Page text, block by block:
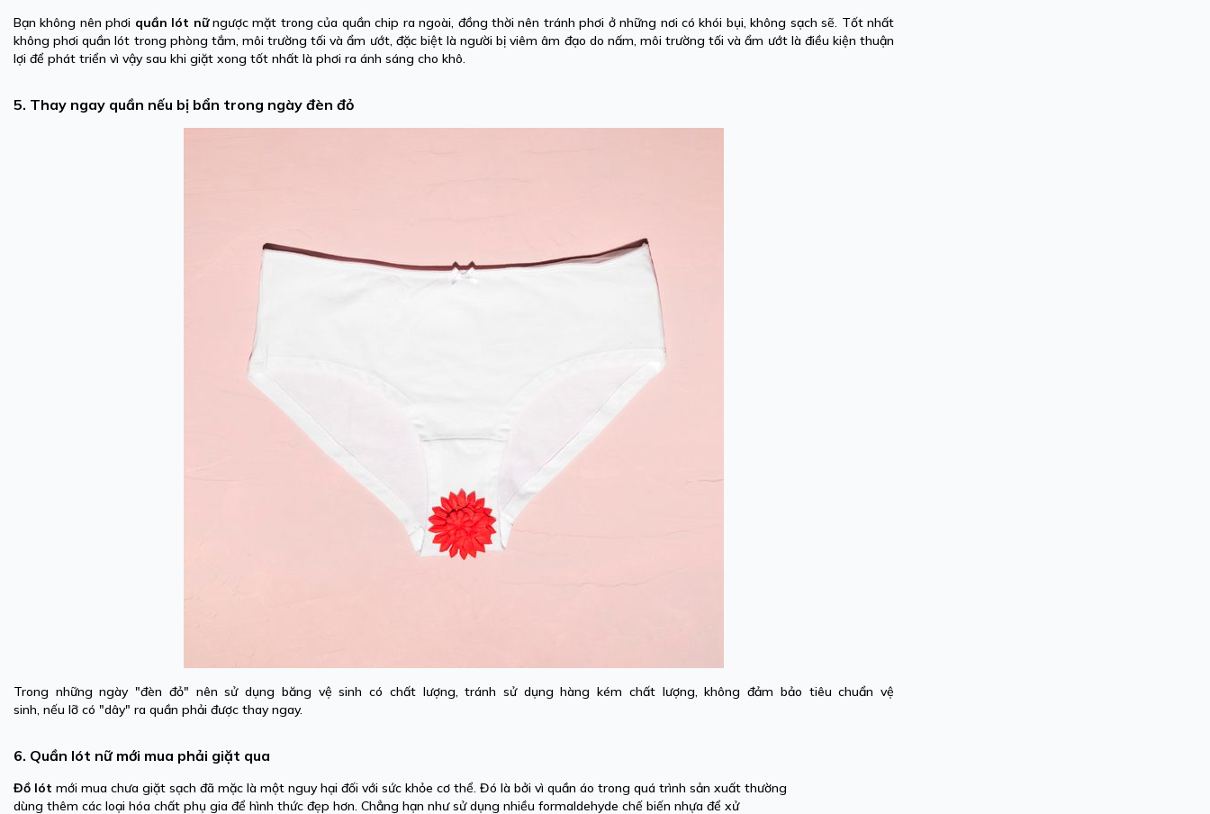
Bạn không nên phơi quần lót nữngược mặt trong của quần chip ra ngoài, đồng thời nên tránh phơi ở những nơi có khói bụi, không sạch sẽ. Tốt nhất
không phơi quần lót trong phòng tắm, môi trường tối và ẩm ướt, đặc biệt là người bị viêm âm đạo do nấm, môi trường tối và ẩm ướt là điều kiện thuận
lợi để phát triển vì vậy sau khi giặt xong tốt nhất là phơi ra ánh sáng cho khô.
5. Thay ngay quần nếu bị bẩn trong ngày đèn đỏ
Trong những ngày "đèn đỏ" nên sử dụng băng vệ sinh có chất lượng, tránh sử dụng hàng kém chất lượng, không đảm bảo tiêu chuẩn vệ
sinh, nếu lỡ có "dây" ra quần phải được thay ngay.
6. Quần lót nữ mới mua phải giặt qua
Đồ lót mới mua chưa giặt sạch đã mặc là một nguy hại đối với sức khỏe cơ thể. Đó là bởi vì quần áo trong quá trình sản xuất thường
dùng thêm các loại hóa chất phụ gia để hình thức đẹp hơn. Chẳng hạn như sử dụng nhiều formaldehyde chế biến nhựa để xử